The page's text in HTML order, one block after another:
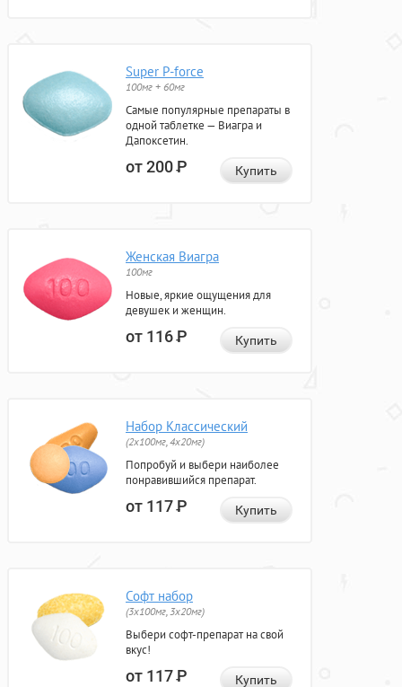
Super P-force
100мг + 60мг
Самые популярные препараты в
одной таблетке — Виагра и
Дапоксетин.
от 200Р Купить
Женская Виагра
100мг
Новые, яркие ощущения для
девушек и женщин.
от 116Р Купить
Набор Классический
(2x100мг, 4x20мг)
Попробуй и выбери наиболее
понравившийся препарат.
от 117Р Купить
Софт набор
(3x100мг, 3x20мг)
Выбери софт-препарат на свой
вкус!
от 117Р Купить